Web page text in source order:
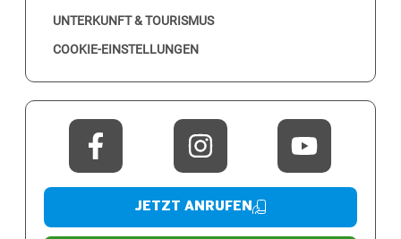
UNTERKUNFT & TOURISMUS
COOKIE-EINSTELLUNGEN
JETZT ANRUFEN